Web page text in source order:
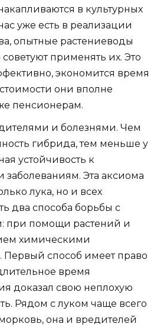
в культурных
уже есть в реализации
опытные растениеводы
советуют применять их. Это
экономится время
они вполне
пенсионерам.
и болезнями. Чем
гибрида, тем меньше у
устойчивость к
заболеваниям. Эта аксиома
лука, но и всех
два способа борьбы с
при помощи растений и
химическими
Первый способ имеет право
время
доказал свою неплохую
Рядом с луком чаще всего
она и вредителей